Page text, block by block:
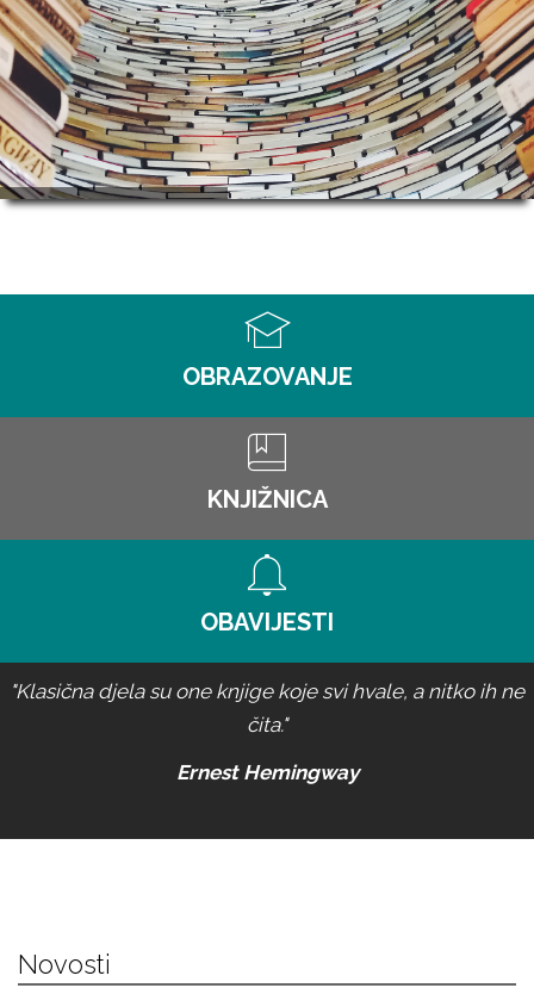
OBRAZOVANJE
KNJIŽNICA
OBAVIJESTI
"Klasična djela su one knjige koje svi hvale, a nitko ih ne
čita."
Ernest Hemingway
Novosti